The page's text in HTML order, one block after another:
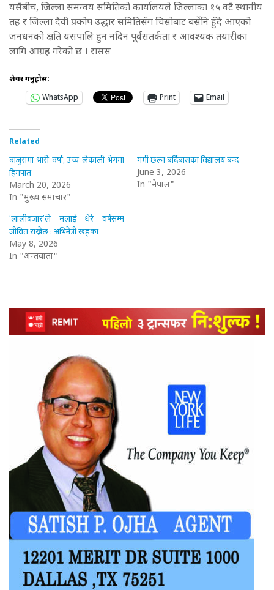
यसैबीच, जिल्ला समन्वय समितिको कार्यालयले जिल्लाका १५ वटै स्थानीय
तह र जिल्ला दैवी प्रकोप उद्धार समितिसँग चिसोबाट बर्सेनि हुँदै आएको
जनधनको क्षति यसपालि हुन नदिन पूर्वसतर्कता र आवश्यक तयारीका
लागि आग्रह गरेको छ । रासस
शेयर गर्नुहोस:
WhatsApp
Print Email
Related
बाजुरामा भारी वर्षा, उच्च लेकाली भेगमा
हिमपात
March 20, 2026
In "मुख्य समाचार"
गर्मी छल्न बर्दिबासका विद्यालय बन्द
June 3, 2026
In "नेपाल"
‘लालीबजार’ले मलाई धेरै वर्षसम्म
जीवित राख्नेछ : अभिनेत्री खड्का
May 8, 2026
In "अन्तर्वार्ता"